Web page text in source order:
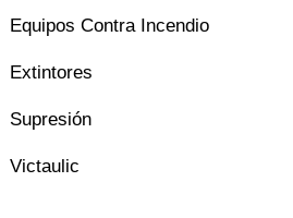
Equipos Contra Incendio
Extintores
Supresión
Victaulic